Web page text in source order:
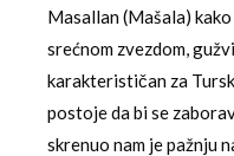
Masallan (Mašala)
srećnom zvezdom,
karakterističan za
postoje da bi se
skrenuo nam je pažnju